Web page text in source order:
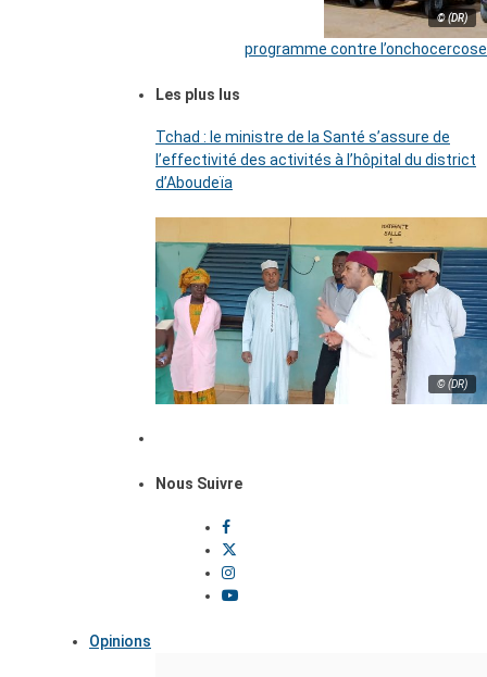
© (DR)
programme contre l’onchocercose
Les plus lus
Tchad : le ministre de la Santé s’assure de
l’effectivité des activités à l’hôpital du district
d’Aboudeïa
© (DR)
Nous Suivre
Opinions